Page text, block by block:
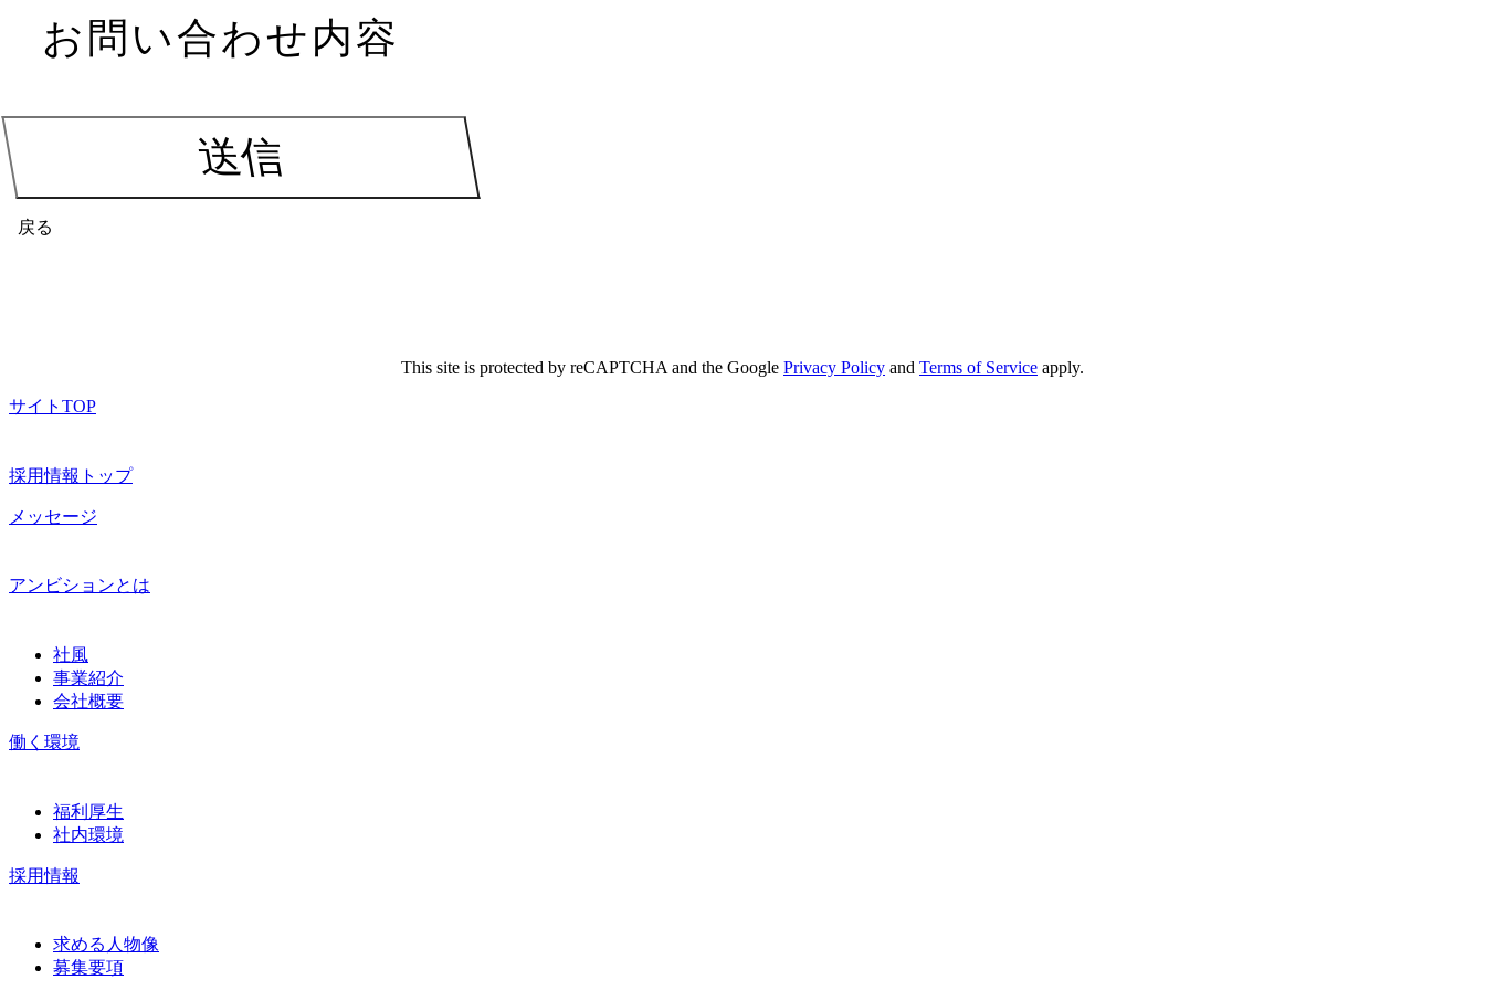
お問い合わせ内容
戻る
This site is protected by reCAPTCHA and the Google Privacy Policy and Terms of Service apply.
サイトTOP
採用情報トップ
メッセージ
アンビションとは
社風
事業紹介
会社概要
働く環境
福利厚生
社内環境
採用情報
求める人物像
募集要項